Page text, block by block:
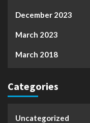
December 2023
March 2023
March 2018
Categories
Uncategorized